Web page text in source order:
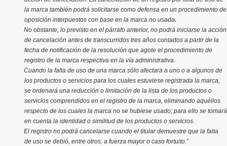
la marca también podrá solicitarse como defensa en un procedimiento de
oposición interpuestos con base en la marca no usada.
No obstante, lo previsto en el párrafo anterior, no podrá iniciarse la acción
de cancelación antes de transcurridos tres años contados a partir de la
fecha de notificación de la resolución que agote el procedimiento de
registro de la marca respectiva en la vía administrativa.
Cuando la falta de uso de una marca sólo afectara a uno o a algunos de
los productos o servicios para los cuales estuviese registrada la marca,
se ordenará una reducción o limitación de la lista de los productos o
servicios comprendidos en el registro de la marca, eliminando aquéllos
respecto de los cuales la marca no se hubiese usado; para ello se tomará
en cuenta la identidad o similitud de los productos o servicios.
El registro no podrá cancelarse cuando el titular demuestre que la falta
de uso se debió, entre otros, a fuerza mayor o caso fortuito.”